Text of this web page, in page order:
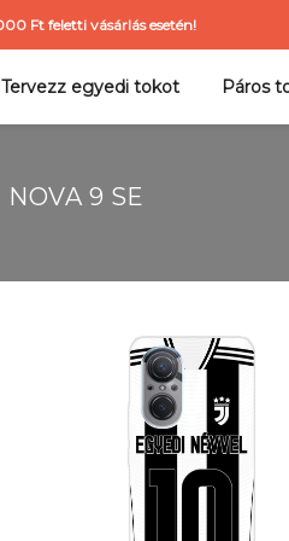
Ft feletti vásárlás esetén!
Tervezz egyedi tokot Páros
9 SE